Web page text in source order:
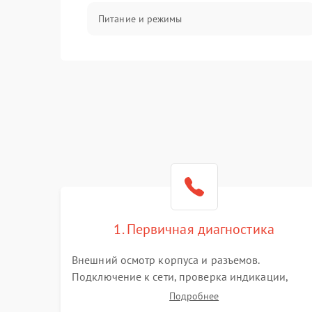
Питание и режимы
1. Первичная диагностика
Внешний осмотр корпуса и разъемов.
Подключение к сети, проверка индикации,
звуковых сигналов и кодов ошибок. Измерение
Подробнее